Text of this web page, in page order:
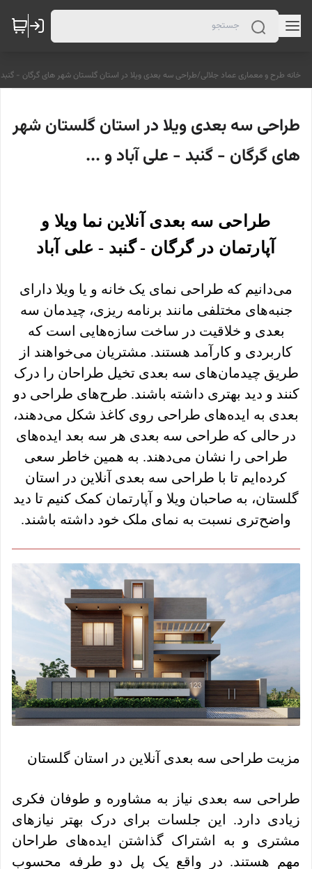
خانه طرح و معماری عماد جلالی/طراحی سه بعدی ویلا در استان گلستان شهر های گرگان -
طراحی سه بعدی ویلا در استان گلستان شهر
های گرگان - گنبد - علی آباد و ...
طراحی سه بعدی آنلاین نما ویلا و
آپارتمان در گرگان - گنبد - علی آباد
می‌دانیم که طراحی نمای یک خانه و یا ویلا دارای
جنبه‌های مختلفی مانند برنامه ریزی، چیدمان سه
بعدی و خلاقیت در ساخت سازه‌هایی است که
کاربردی و کارآمد هستند. مشتریان می‌خواهند از
طریق چیدمان‌های سه بعدی تخیل طراحان را درک
کنند و دید بهتری داشته باشند. طرح‌های طراحی دو
بعدی به ایده‌های طراحی روی کاغذ شکل می‌دهند،
در حالی که طراحی سه بعدی هر سه بعد ایده‌های
طراحی را نشان می‌دهند. به همین خاطر سعی
کرده‌ایم تا با طراحی سه بعدی آنلاین در استان
گلستان، به صاحبان ویلا و آپارتمان کمک کنیم تا دید
واضح‌تری نسبت به نمای ملک خود داشته باشند.
مزیت طراحی سه بعدی آنلاین در استان گلستان
طراحی سه بعدی نیاز به مشاوره و طوفان فکری
زیادی دارد. این جلسات برای درک بهتر نیازهای
مشتری و به اشتراک گذاشتن ایده‌های طراحان
مهم هستند. در واقع یک پل دو طرفه محسوب